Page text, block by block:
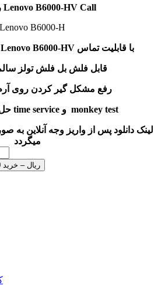
رام فارسی Lenovo B6000-HV Call
رام رسمی و فارسی Lenovo B6000-HV با قابلیت تماس
قابل فلش بل فلش تولز
رفع مشکل گیر کردن روی
حل مشکل ویروس time service و monkey test
لینک دانلود پس از واریز وجه آنلاین به
میگردد